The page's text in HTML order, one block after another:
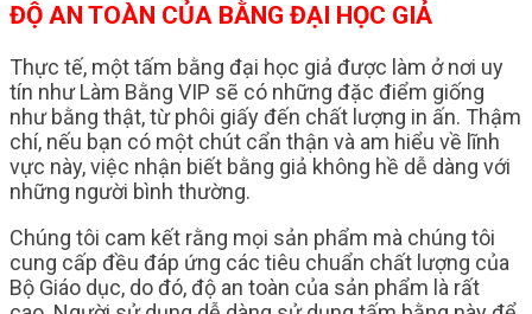
ĐỘ AN TOÀN CỦA BẰNG ĐẠI HỌC GIẢ
Thực tế, một tấm bằng đại học giả được làm ở nơi uy
tín như Làm Bằng VIP sẽ có những đặc điểm giống
như bằng thật, từ phôi giấy đến chất lượng in ấn. Thậm
chí, nếu bạn có một chút cẩn thận và am hiểu về lĩnh
vực này, việc nhận biết bằng giả không hề dễ dàng với
những người bình thường.
Chúng tôi cam kết rằng mọi sản phẩm mà chúng tôi
cung cấp đều đáp ứng các tiêu chuẩn chất lượng của
Bộ Giáo dục, do đó, độ an toàn của sản phẩm là rất